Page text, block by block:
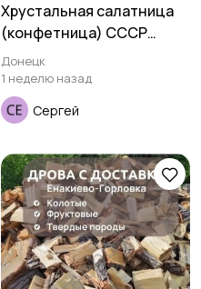
Хрустальная салатница
(конфетница) СССР
ладья
Донецк
1 неделю назад
Сергей